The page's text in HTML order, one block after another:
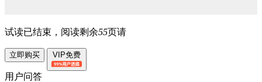
试读已结束，阅读剩余55页请
立即购买 VIP免费
用户问答